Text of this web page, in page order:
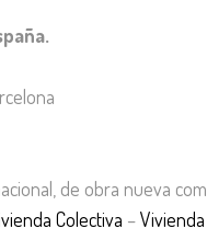
de obra nueva
Colectiva –